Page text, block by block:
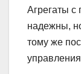
Агрегаты с
надежны,
тому же